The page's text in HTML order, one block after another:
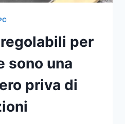
per
sono una
priva di